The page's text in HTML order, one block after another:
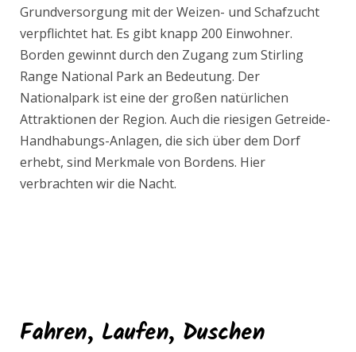
Grundversorgung mit der Weizen- und Schafzucht
verpflichtet hat. Es gibt knapp 200 Einwohner.
Borden gewinnt durch den Zugang zum Stirling
Range National Park an Bedeutung. Der
Nationalpark ist eine der großen natürlichen
Attraktionen der Region. Auch die riesigen Getreide-
Handhabungs-Anlagen, die sich über dem Dorf
erhebt, sind Merkmale von Bordens. Hier
verbrachten wir die Nacht.
Fahren, Laufen, Duschen